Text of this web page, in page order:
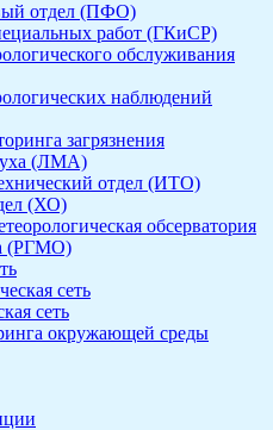
отдел (ПФО)
работ (ГКиСР)
обслуживания
наблюдений
загрязнения
(ЛМА)
отдел (ИТО)
(ХО)
обсерватория
(РГМО)
сеть
сеть
окружающей среды